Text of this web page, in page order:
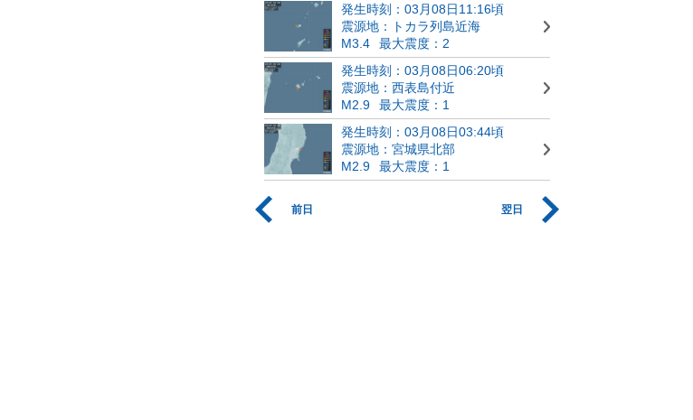
発生時刻：03月08日11:16頃
震源地：トカラ列島近海
M3.4
最大震度：2
発生時刻：03月08日06:20頃
震源地：西表島付近
M2.9
最大震度：1
発生時刻：03月08日03:44頃
震源地：宮城県北部
M2.9
最大震度：1
前日 翌日